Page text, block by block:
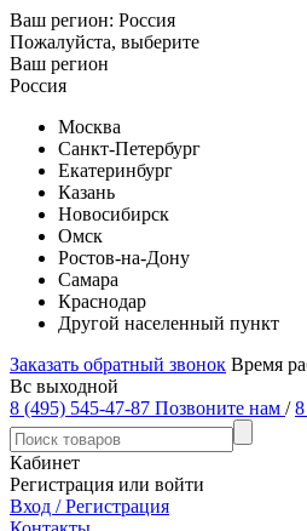
Ваш регион: Россия
Пожалуйста, выберите
Ваш регион
Россия
Москва
Санкт-Петербург
Екатеринбург
Казань
Новосибирск
Омск
Ростов-на-Дону
Самара
Краснодар
Другой населенный пункт
Заказать обратный звонок Время
Вс выходной
8 (495) 545-47-87 Позвоните нам /
Кабинет
Регистрация или войти
Вход / Регистрация